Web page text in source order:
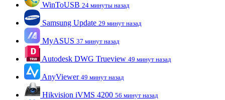
WinToUSB 24 минуты назад
Samsung Update 29 минут назад
MyASUS 37 минут назад
Autodesk DWG Trueview 49 минут назад
AnyViewer 49 минут назад
Hikvision iVMS 4200 56 минут назад